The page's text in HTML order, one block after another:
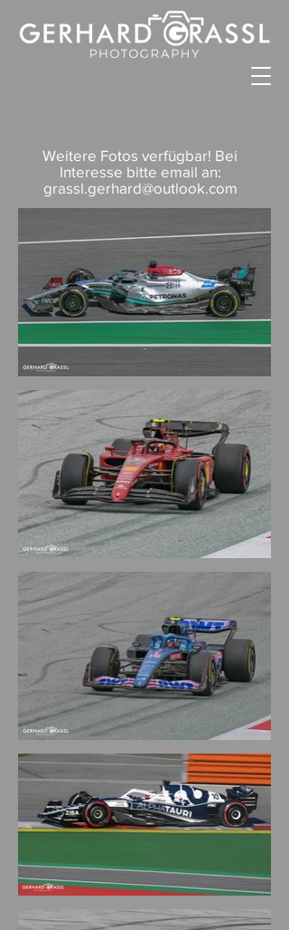
Weitere Fotos verfügbar! Bei
Interesse bitte email an:
grassl.gerhard@outlook.com